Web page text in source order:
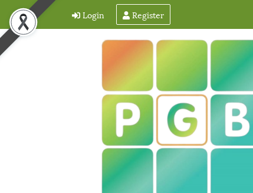
Login Register